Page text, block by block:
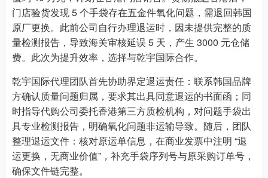
门店验货发现 5 个手袋存在五金件氧化问题，需退回韩国
原厂更换。此前公司自行办理退运时，因未提供完整的质
量检测报告，导致海关审核延误 5 天，产生 3000 元仓储
费。此次为提升效率，选择与乾宇国际合作。
乾宇国际代理团队首先协助界定退运责任：联系韩国品牌
方确认质量问题归属，要求其出具同意退运的书面函；同
时指导代购公司委托香港第三方质检机构，对问题手袋出
具专业检测报告，明确氧化问题非运输导致。随后，团队
整理退运文件：核对原运单信息，在商业发票中注明 “退
运更换，无商业价值”，补充手袋序列号与原采购订单号，
确保文件链完整。